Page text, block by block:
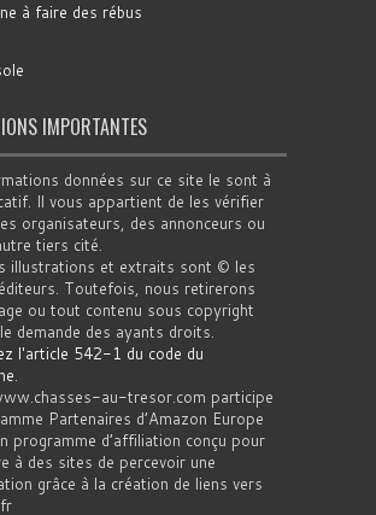
à faire des rébus
IMPORTANTES
données sur ce site le sont à
Il vous appartient de les vérifier
organisateurs, des annonceurs ou
tiers cité.
illustrations et extraits sont © les
Toutefois, nous retirerons
ou tout contenu sous copyright
demande des ayants droits.
l'article 542-1 du code du
.
au-tresor.com participe
Partenaires d’Amazon Europe
programme d’affiliation conçu pour
à des sites de percevoir une
grâce à la création de liens vers